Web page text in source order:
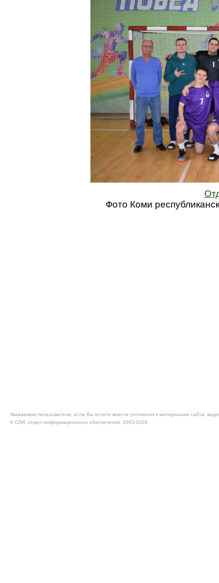
Фото Коми
Уважаемые пользователи, если Вы хотите внести уточнения к материалам сайта,
© CЛИ, отдел информационного обеспечения, 2003-2026